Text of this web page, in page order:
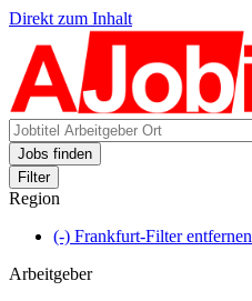
Direkt zum Inhalt
Jobs finden
Filter
Region
(-) Frankfurt-Filter entfernen
Arbeitgeber